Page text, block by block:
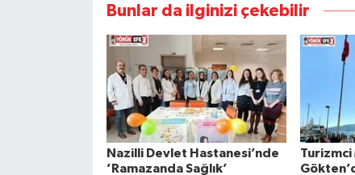
Bunlar da ilginizi çekebilir
Nazilli Devlet Hastanesi’nde
’Ramazanda Sağlık’